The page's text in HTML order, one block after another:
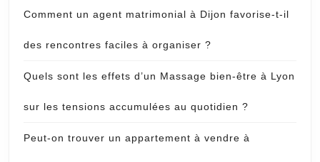
Comment un agent matrimonial à Dijon favorise-t-il
des rencontres faciles à organiser ?
Quels sont les effets d’un Massage bien-être à Lyon
sur les tensions accumulées au quotidien ?
Peut-on trouver un appartement à vendre à